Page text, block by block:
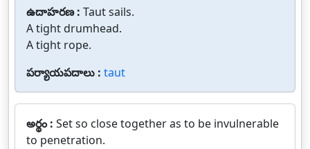
ఉదాహరణ : Taut sails.
A tight drumhead.
A tight rope.
పర్యాయపదాలు : taut
అర్థం : Set so close together as to be invulnerable
to penetration.